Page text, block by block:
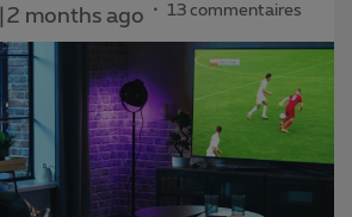
months ago 13 commentaires